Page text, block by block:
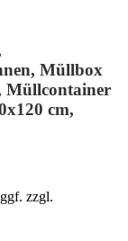
Müllbox
Müllcontainer
cm,
zzgl.